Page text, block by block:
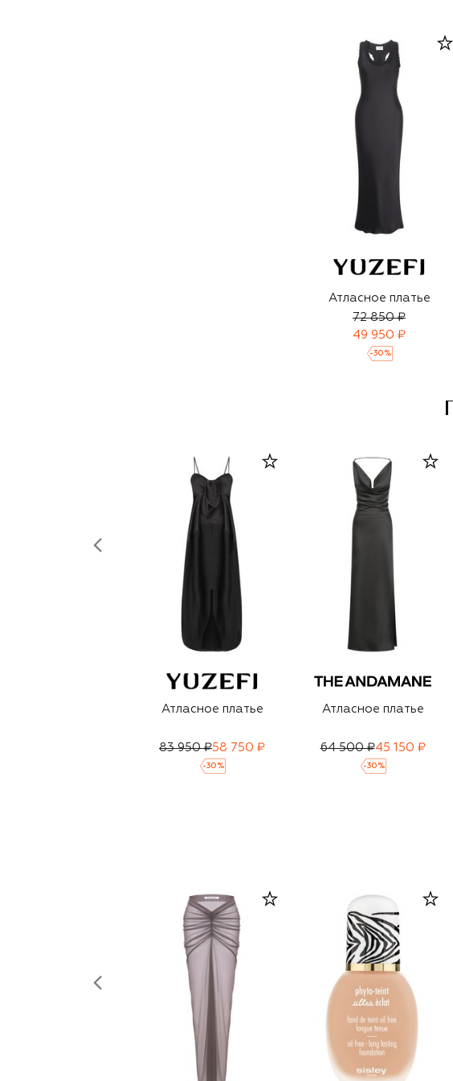
Атласное платье
72 850 ₽
49 950 ₽
-30 %
Атласное платье
83 950 ₽58 750 ₽
-30 %
Атласное платье
64 500 ₽45 150 ₽
-30 %